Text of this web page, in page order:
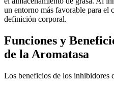
un entorno más favorable para el
definición corporal.
Funciones y
de la Aromatasa
Los beneficios de los inhibidores